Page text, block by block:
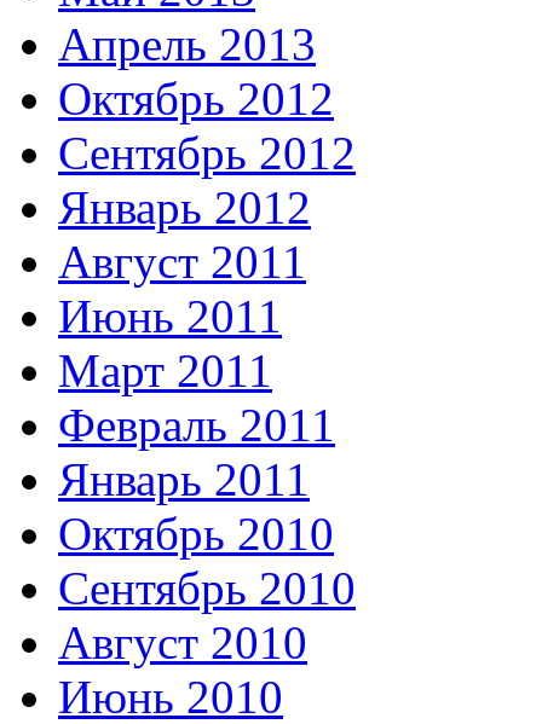
Апрель 2013
Октябрь 2012
Сентябрь 2012
Январь 2012
Август 2011
Июнь 2011
Март 2011
Февраль 2011
Январь 2011
Октябрь 2010
Сентябрь 2010
Август 2010
Июнь 2010